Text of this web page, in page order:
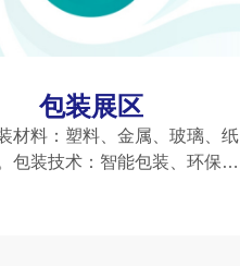
包装展区
材料：塑料、金属、玻璃、纸
包装技术：智能包装、环保包